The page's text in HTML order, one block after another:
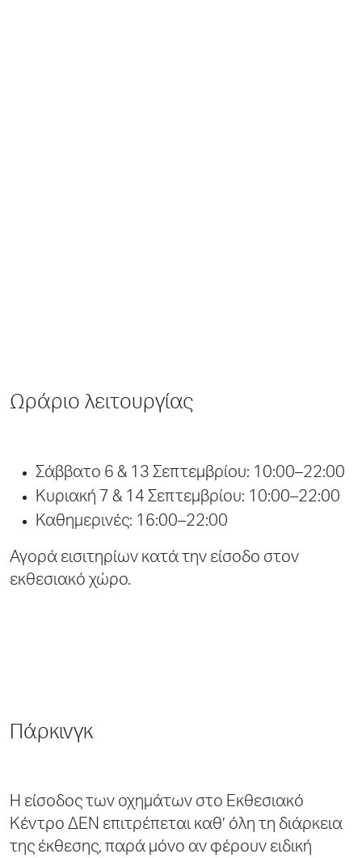
Ωράριο λειτουργίας
Σάββατο 6 & 13 Σεπτεμβρίου: 10:00–22:00
Κυριακή 7 & 14 Σεπτεμβρίου: 10:00–22:00
Καθημερινές: 16:00–22:00
Αγορά εισιτηρίων κατά την είσοδο στον
εκθεσιακό χώρο.
Πάρκινγκ
Η είσοδος των οχημάτων στο Εκθεσιακό
Κέντρο ΔΕΝ επιτρέπεται καθ’ όλη τη διάρκεια
της έκθεσης, παρά μόνο αν φέρουν ειδική